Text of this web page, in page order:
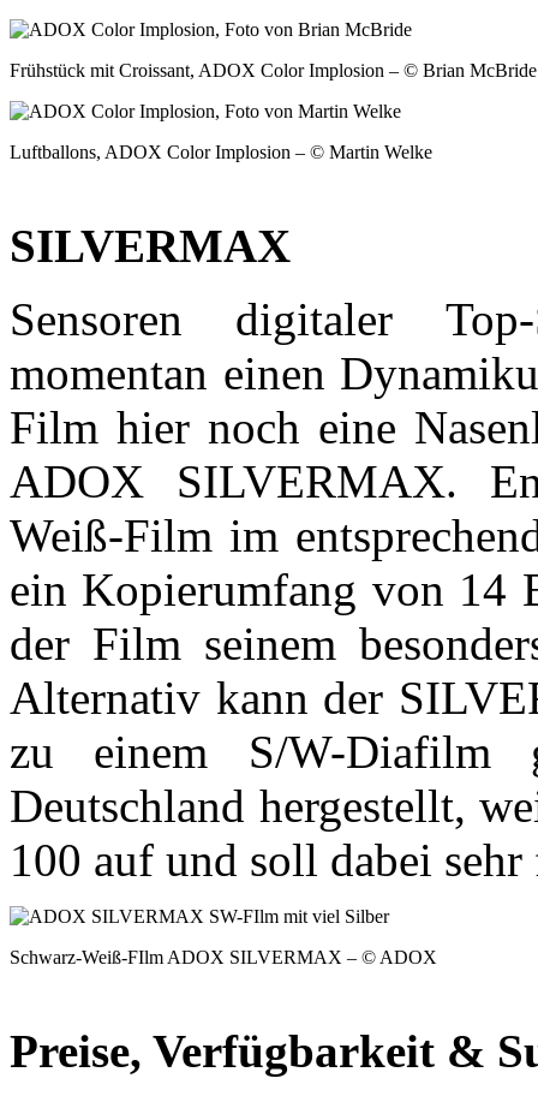
Frühstück mit Croissant, ADOX Color Implosion – © Brian McBride
Luftballons, ADOX Color Implosion – © Martin Welke
SILVERMAX
Sensoren digitaler Top-
momentan einen
Film hier noch eine
ADOX SILVERMAX.
Weiß-Film im
ein Kopierumfang von 14
der Film seinem
Alternativ kann der
zu einem S/W-Diafilm
Deutschland hergestellt,
100 auf und soll dabei
Schwarz-Weiß-FIlm ADOX SILVERMAX – © ADOX
Preise, Verfügbarkeit &